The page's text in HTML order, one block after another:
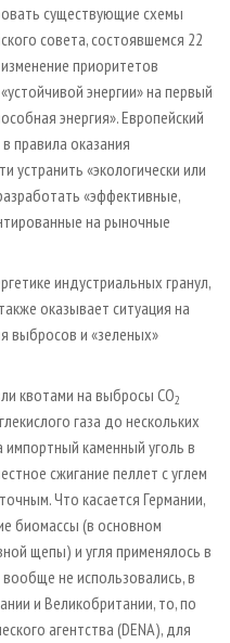
существующие схемы
совета, состоявшемся 22
приоритетов
энергии» на первый
энергия». Европейский
правила оказания
устранить «экологически или
«эффективные,
на рыночные
индустриальных гранул,
оказывает ситуация на
выбросов и «зеленых»
квотами на выбросы CO2
газа до нескольких
импортный каменный уголь в
сжигание пеллет с углем
Что касается Германии,
биомассы (в основном
щепы) и угля применялось в
не использовались, в
и Великобритании, то, по
агентства (DENA), для